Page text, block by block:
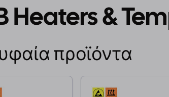
Heaters &
προϊόντα